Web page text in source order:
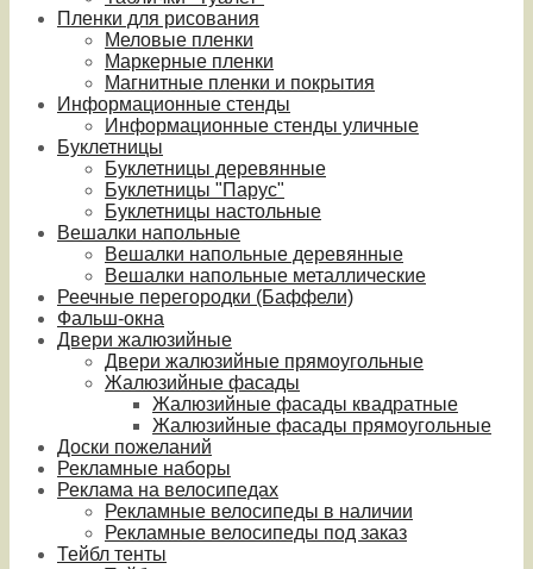
Пленки для рисования
Меловые пленки
Маркерные пленки
Магнитные пленки и покрытия
Информационные стенды
Информационные стенды уличные
Буклетницы
Буклетницы деревянные
Буклетницы "Парус"
Буклетницы настольные
Вешалки напольные
Вешалки напольные деревянные
Вешалки напольные металлические
Реечные перегородки (Баффели)
Фальш-окна
Двери жалюзийные
Двери жалюзийные прямоугольные
Жалюзийные фасады
Жалюзийные фасады квадратные
Жалюзийные фасады прямоугольные
Доски пожеланий
Рекламные наборы
Реклама на велосипедах
Рекламные велосипеды в наличии
Рекламные велосипеды под заказ
Тейбл тенты